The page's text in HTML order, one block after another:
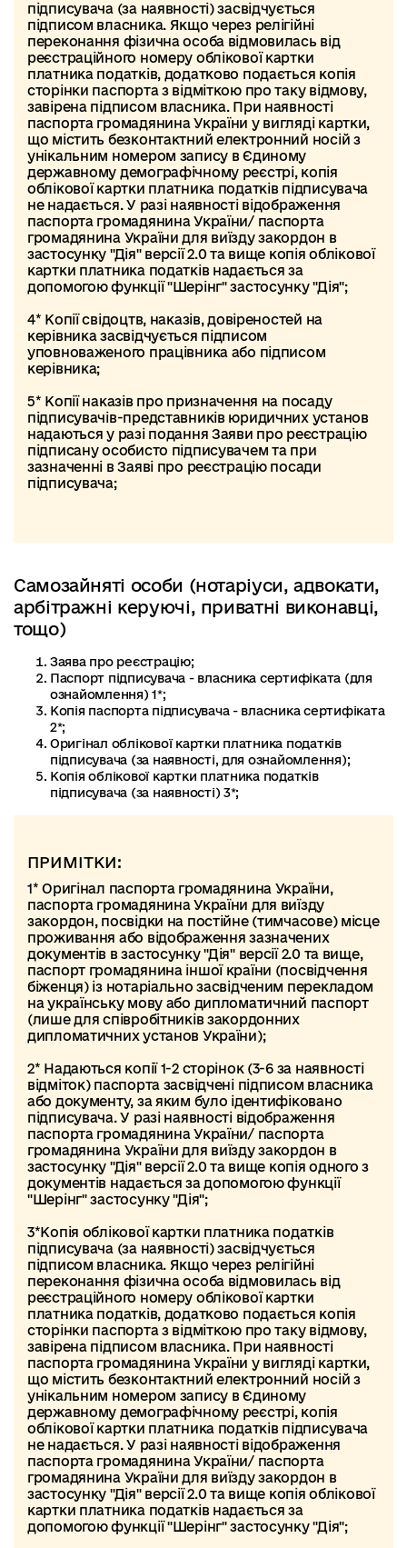
підписувача (за наявності) засвідчується
підписом власника. Якщо через релігійні
переконання фізична особа відмовилась від
реєстраційного номеру облікової картки
платника податків, додатково подається копія
сторінки паспорта з відміткою про таку відмову,
завірена підписом власника. При наявності
паспорта громадянина України у вигляді картки,
що містить безконтактний електронний носій з
унікальним номером запису в Єдиному
державному демографічному реєстрі, копія
облікової картки платника податків підписувача
не надається. У разі наявності відображення
паспорта громадянина України/ паспорта
громадянина України для виїзду закордон в
застосунку "Дія" версії 2.0 та вище копія облікової
картки платника податків надається за
допомогою функції "Шерінг" застосунку "Дія";
4* Копії свідоцтв, наказів, довіреностей на
керівника засвідчується підписом
уповноваженого працівника або підписом
керівника;
5* Копії наказів про призначення на посаду
підписувачів-представників юридичних установ
надаються у разі подання Заяви про реєстрацію
підписану особисто підписувачем та при
зазначенні в Заяві про реєстрацію посади
підписувача;
Самозайняті особи (нотаріуси, адвокати,
арбітражні керуючі, приватні виконавці,
тощо)
Заява про реєстрацію;
Паспорт підписувача - власника сертифіката (для
ознайомлення) 1*;
Копія паспорта підписувача - власника сертифіката
2*;
Оригінал облікової картки платника податків
підписувача (за наявності, для ознайомлення);
Копія облікової картки платника податків
підписувача (за наявності) 3*;
ПРИМІТКИ:
1* Оригінал паспорта громадянина України,
паспорта громадянина України для виїзду
закордон, посвідки на постійне (тимчасове) місце
проживання або відображення зазначених
документів в застосунку "Дія" версії 2.0 та вище,
паспорт громадянина іншої країни (посвідчення
біженця) із нотаріально засвідченим перекладом
на українську мову або дипломатичний паспорт
(лише для співробітників закордонних
дипломатичних установ України);
2* Надаються копії 1-2 сторінок (3-6 за наявності
відміток) паспорта засвідчені підписом власника
або документу, за яким було ідентифіковано
підписувача. У разі наявності відображення
паспорта громадянина України/ паспорта
громадянина України для виїзду закордон в
застосунку "Дія" версії 2.0 та вище копія одного з
документів надається за допомогою функції
"Шерінг" застосунку "Дія";
3*Копія облікової картки платника податків
підписувача (за наявності) засвідчується
підписом власника. Якщо через релігійні
переконання фізична особа відмовилась від
реєстраційного номеру облікової картки
платника податків, додатково подається копія
сторінки паспорта з відміткою про таку відмову,
завірена підписом власника. При наявності
паспорта громадянина України у вигляді картки,
що містить безконтактний електронний носій з
унікальним номером запису в Єдиному
державному демографічному реєстрі, копія
облікової картки платника податків підписувача
не надається. У разі наявності відображення
паспорта громадянина України/ паспорта
громадянина України для виїзду закордон в
застосунку "Дія" версії 2.0 та вище копія облікової
картки платника податків надається за
допомогою функції "Шерінг" застосунку "Дія";